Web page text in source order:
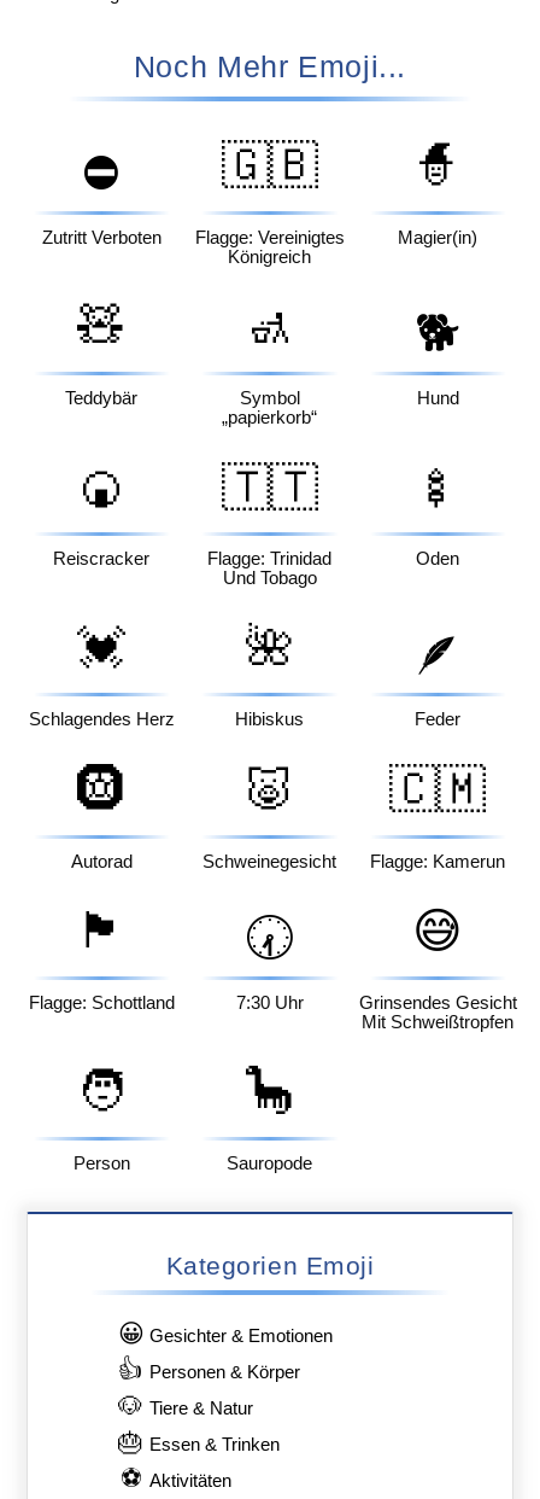
Noch Mehr Emoji...
⛔
Zutritt Verboten
🇬🇧
Flagge: Vereinigtes
Königreich
🧙
Magier(in)
🧸
Teddybär
🚮
Symbol
„papierkorb“
🐕
Hund
🍘
Reiscracker
🇹🇹
Flagge: Trinidad
Und Tobago
🍢
Oden
💓
Schlagendes Herz
🌺
Hibiskus
🪶
Feder
🛞
Autorad
🐷
Schweinegesicht
🇨🇲
Flagge: Kamerun
🏴󠁧󠁢󠁳󠁣󠁴󠁿
Flagge: Schottland
🕢
7:30 Uhr
😅
Grinsendes Gesicht
Mit Schweißtropfen
🧑
Person
🦕
Sauropode
Kategorien Emoji
😀 Gesichter & Emotionen
👍 Personen & Körper
🐶 Tiere & Natur
🎂 Essen & Trinken
⚽ Aktivitäten